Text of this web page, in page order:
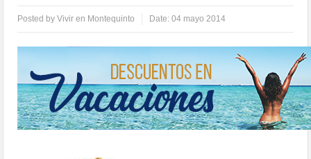
Posted byVivir en Montequinto Date:04 mayo 2014